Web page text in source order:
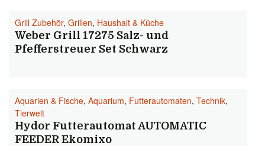
Grill Zubehör, Grillen, Haushalt & Küche
Weber Grill 17275 Salz- und
Pfefferstreuer Set Schwarz
Aquarien & Fische, Aquarium, Futterautomaten, Technik,
Tierwelt
Hydor Futterautomat AUTOMATIC
FEEDER Ekomixo